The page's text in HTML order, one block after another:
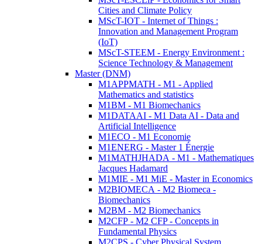
Cities and Climate Policy
MScT-IOT - Internet of Things :
Innovation and Management Program
(IoT)
MScT-STEEM - Energy Environment :
Science Technology & Management
Master (DNM)
M1APPMATH - M1 - Applied
Mathematics and statistics
M1BM - M1 Biomechanics
M1DATAAI - M1 Data AI - Data and
Artificial Intelligence
M1ECO - M1 Economie
M1ENERG - Master 1 Énergie
M1MATHJHADA - M1 - Mathematiques
Jacques Hadamard
M1MIE - M1 MiE - Master in Economics
M2BIOMECA - M2 Biomeca -
Biomechanics
M2BM - M2 Biomechanics
M2CFP - M2 CFP - Concepts in
Fundamental Physics
M2CPS - Cyber Physical System